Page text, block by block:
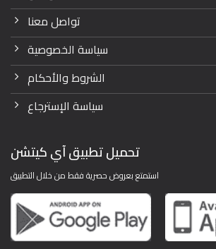
تواصل معنا
سياسة الخصوصية
الشروط والأحكام
سياسة الإسترجاع
تحميل تطبيق آي كيتشن
استمتع بعروض حصرية فقط من خلال التطبيق